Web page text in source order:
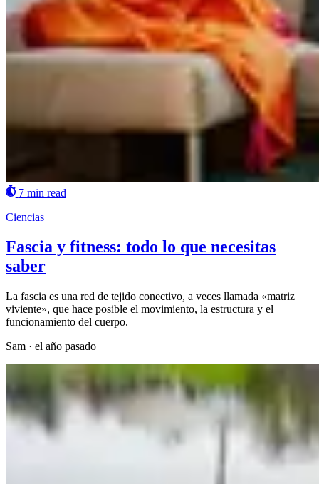
7 min read
Ciencias
Fascia y fitness: todo lo que necesitas
saber
La fascia es una red de tejido conectivo, a veces llamada «matriz
viviente», que hace posible el movimiento, la estructura y el
funcionamiento del cuerpo.
Sam · el año pasado